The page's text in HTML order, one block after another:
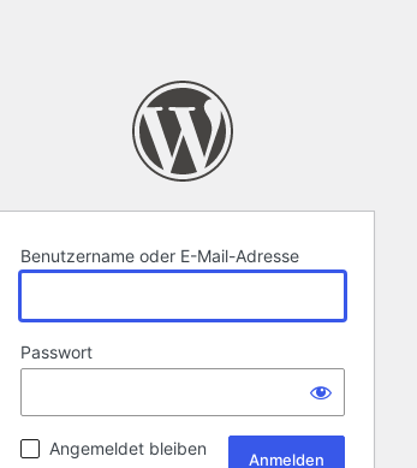
Benutzername oder E-Mail-Adresse
Passwort
Angemeldet bleiben